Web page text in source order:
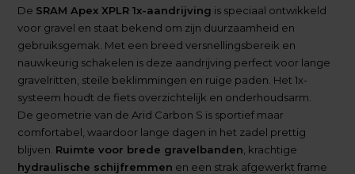
De SRAM Apex XPLR 1x-aandrijving is speciaal ontwikkeld
voor gravel en staat bekend om zijn duurzaamheid en
gebruiksgemak. Met een breed versnellingsbereik en
nauwkeurig schakelen is deze aandrijving perfect voor lange
gravelritten, steile beklimmingen en ruige paden. Het 1x-
systeem houdt de fiets overzichtelijk en onderhoudsarm.
De geometrie van de Arid Carbon S is sportief maar
comfortabel, waardoor lange dagen in het zadel prettig
blijven. Ruimte voor brede gravelbanden , krachtige
hydraulische schijfremmen en een strak afgewerkt frame